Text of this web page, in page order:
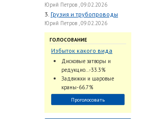
Юрий Петров , 09.02.2026
3. Грузия и трубопроводы
Юрий Петров , 09.02.2026
ГОЛОСОВАНИЕ
Избыток какого вида
трубопроводной
арматуры наблюдается
на Российском рынке с
2024 по 2026 годы?
Дисковые затворы и
редукцио...-33.3%
Задвижки и шаровые
краны-66.7%
Проголосовать